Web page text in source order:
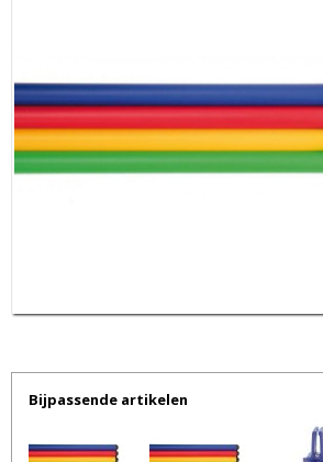
Bijpassende artikelen